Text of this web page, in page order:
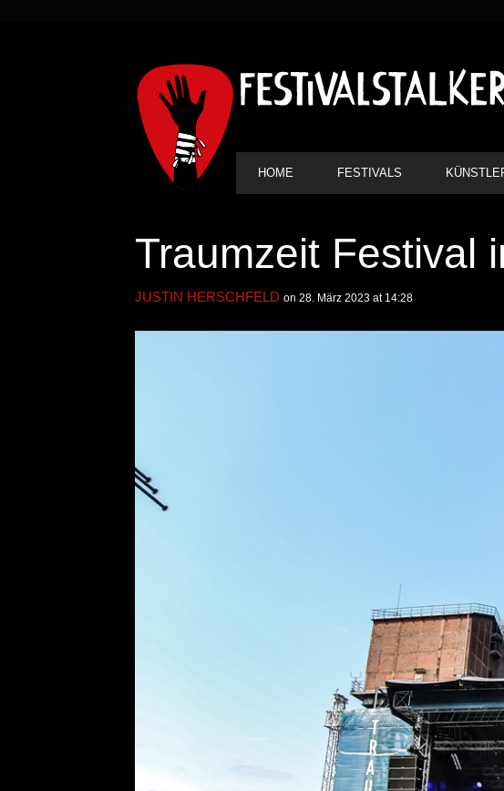
HAUPT-
NAVIGATION
HOME FESTIVALS
Traumzeit Festival
JUSTIN HERSCHFELD on 28. März 2023 at 14:28